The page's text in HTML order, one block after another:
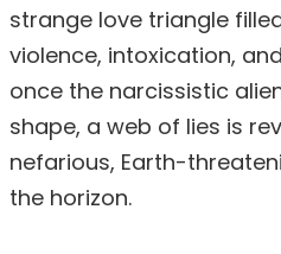
strange love triangle
violence, intoxication,
once the narcissistic
shape, a web of lies is
nefarious, Earth-
the horizon.